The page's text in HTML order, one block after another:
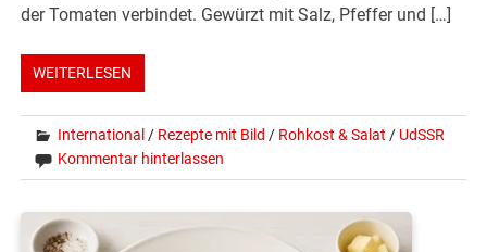
der Tomaten verbindet. Gewürzt mit Salz, Pfeffer und […]
WEITERLESEN
International / Rezepte mit Bild / Rohkost & Salat / UdSSR
Kommentar hinterlassen